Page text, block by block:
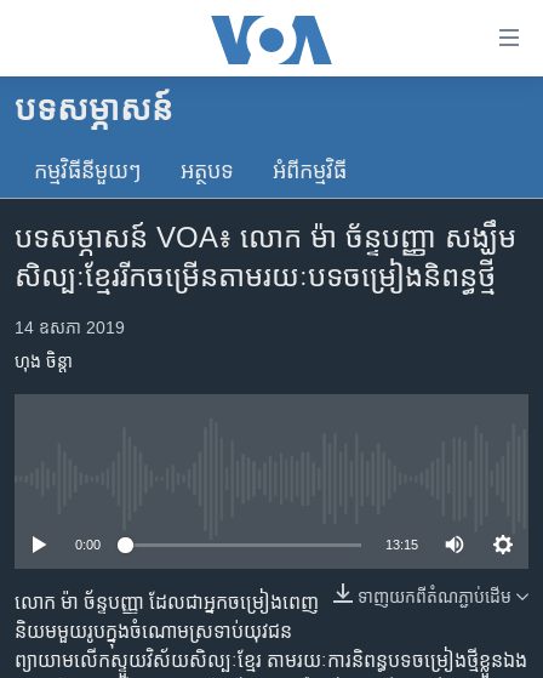
គេហទំព័រ​
និង​
ចូល​
ទំព័រ​
ម្តង
រំលង​
សម្ព័ន្ធ​
រំលង​
និង​
ចូល​
កម្ពុជា
អន្តរជាតិ
ចិន
បណ្តាញ​សង្គម
បទ​សម្ភាសន៍
កម្មវិធី​នីមួយៗ អត្ថបទ​ អំពី​កម្មវិធី​
បទសម្ភាសន៍ VOA៖ លោក ម៉ា ច័ន្ទបញ្ញា សង្ឃឹម​
សិល្បៈ​ខ្មែរ​រីក​ចម្រើន​តាម​រយៈ​បទចម្រៀង​និពន្ធ​ថ្មី
14 ឧសភា 2019
ហុង ចិន្តា
0:00 13:15
ទាញ​យក​ពី​តំណភ្ជាប់​ដើម
លោក ម៉ា ច័ន្ទបញ្ញា ដែល​ជា​អ្នក​ចម្រៀង​ពេញ​
និយម​មួយ​រូប​ក្នុង​ចំណោម​ស្រទាប់​យុវជន​
ព្យាយាម​លើក​ស្ទួយ​វិស័យ​សិល្បៈ​ខ្មែរ តាមរយៈ​ការ​និពន្ធ​បទចម្រៀង​ថ្មី​ខ្លួន​​ឯង